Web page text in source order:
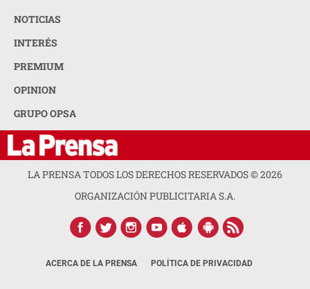
NOTICIAS
INTERÉS
PREMIUM
OPINION
GRUPO OPSA
LA PRENSA TODOS LOS DERECHOS RESERVADOS ©2026
ORGANIZACIÓN PUBLICITARIA S.A.
ACERCA DE LA PRENSA POLÍTICA DE PRIVACIDAD